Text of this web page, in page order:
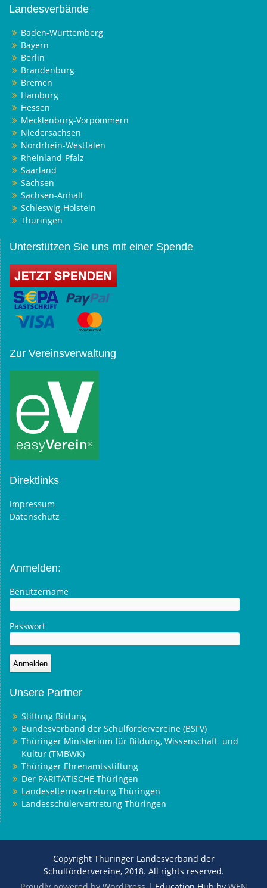
Landesverbände
Baden-Württemberg
Bayern
Berlin
Brandenburg
Bremen
Hamburg
Hessen
Mecklenburg-Vorpommern
Niedersachsen
Nordrhein-Westfalen
Rheinland-Pfalz
Saarland
Sachsen
Sachsen-Anhalt
Schleswig-Holstein
Thüringen
Unterstützen Sie uns mit einer Spende
Zur Vereinsverwaltung
Direktlinks
Impressum
Datenschutz
Anmelden:
Benutzername
Passwort
Unsere Partner
Stiftung Bildung
Bundesverband der Schulfördervereine (BSFV)
Thüringer Ministerium für Bildung, Wissenschaft und
Kultur (TMBWK)
Thüringer Ehrenamtsstiftung
Der PARITÄTISCHE Thüringen
Landeselternvertretung Thüringen
Landesschülervertretung Thüringen
Copyright Thüringer Landesverband der
Schulfördervereine, 2018. All rights reserved.